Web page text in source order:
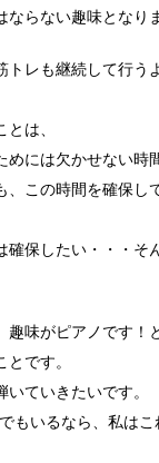
らない趣味となり
トレも継続して行
は、
には欠かせない時
、この時間を確保
確保したい・・・
味がピアノです
です。
ていきたいです。
もいるなら、私は